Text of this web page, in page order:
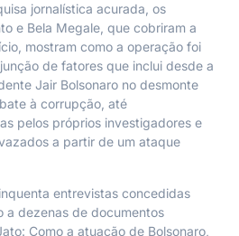
jornalística acurada, os
e Bela Megale, que cobriram a
mostram como a operação foi
de fatores que inclui desde a
Jair Bolsonaro no desmonte
à corrupção, até
pelos próprios investigadores e
a partir de um ataque
entrevistas concedidas
a dezenas de documentos
Como a atuação de Bolsonaro,